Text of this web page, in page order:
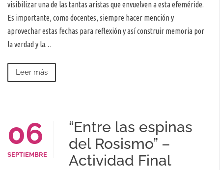
visibilizar una de las tantas aristas que envuelven a esta efeméride.
Es importante, como docentes, siempre hacer mención y
aprovechar estas fechas para reflexión y así construir memoria por
la verdad y la…
Leer más
06
SEPTIEMBRE
“Entre las espinas
del Rosismo” –
Actividad Final